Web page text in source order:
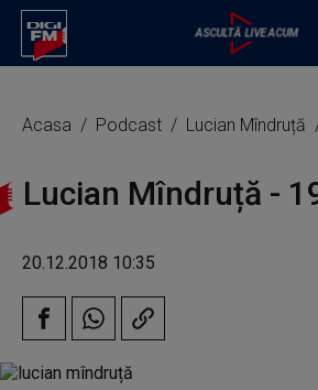
Acasa Podcast Lucian Mîndruță
Lucian Mîndruță -
20.12.2018 10:35